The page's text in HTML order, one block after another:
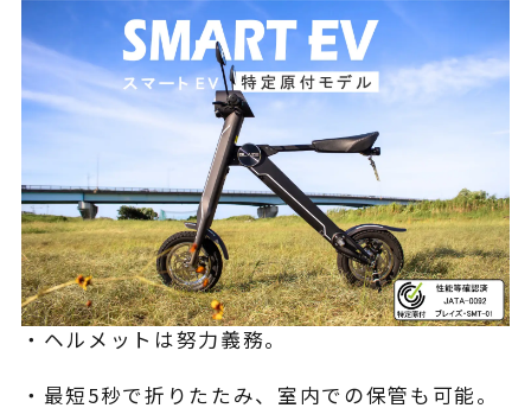
・ヘルメットは努力義務。
・最短5秒で折りたたみ、室内での保管も可能。